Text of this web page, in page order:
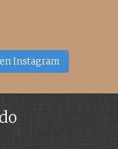
Instagram